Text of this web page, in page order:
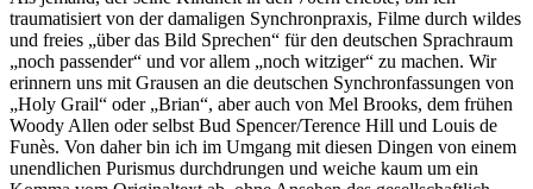
traumatisiert von der damaligen Synchronpraxis, Filme durch wildes
und freies „über das Bild Sprechen“ für den deutschen Sprachraum
„noch passender“ und vor allem „noch witziger“ zu machen. Wir
erinnern uns mit Grausen an die deutschen Synchronfassungen von
„Holy Grail“ oder „Brian“, aber auch von Mel Brooks, dem frühen
Woody Allen oder selbst Bud Spencer/Terence Hill und Louis de
Funès. Von daher bin ich im Umgang mit diesen Dingen von einem
unendlichen Purismus durchdrungen und weiche kaum um ein